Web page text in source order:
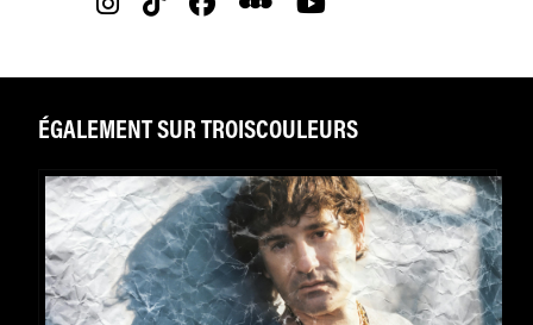
ÉGALEMENT SUR TROISCOULEURS